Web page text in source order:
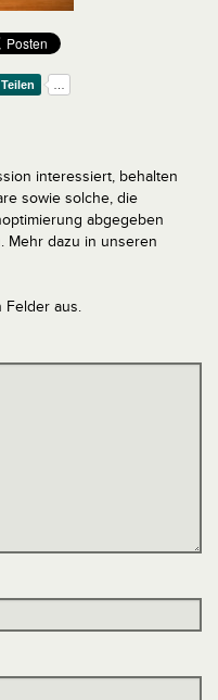
interessiert, behalten
sowie solche, die
abgegeben
Mehr dazu in unseren
Felder aus.